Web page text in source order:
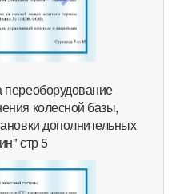
колесной базы,
дополнительных
стр 5